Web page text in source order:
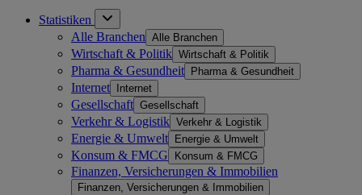
Statistiken
Alle Branchen Alle Branchen
Wirtschaft & Politik Wirtschaft & Politik
Pharma & Gesundheit Pharma & Gesundheit
Internet Internet
Gesellschaft Gesellschaft
Verkehr & Logistik Verkehr & Logistik
Energie & Umwelt Energie & Umwelt
Konsum & FMCG Konsum & FMCG
Finanzen, Versicherungen & Immobilien
Finanzen, Versicherungen & Immobilien